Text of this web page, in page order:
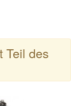
Teil des